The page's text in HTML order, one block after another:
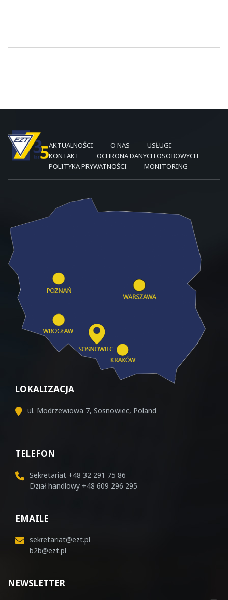
AKTUALNOŚCI O NAS
USŁUGI
KONTAKT
OCHRONA DANYCH OSOBOWYCH
POLITYKA PRYWATNOŚCI
MONITORING
LOKALIZACJA
ul. Modrzewiowa 7, Sosnowiec, Poland
TELEFON
Sekretariat +48 32 291 75 86
Dział handlowy +48 609 296 295
EMAILE
sekretariat@ezt.pl
b2b@ezt.pl
NEWSLETTER